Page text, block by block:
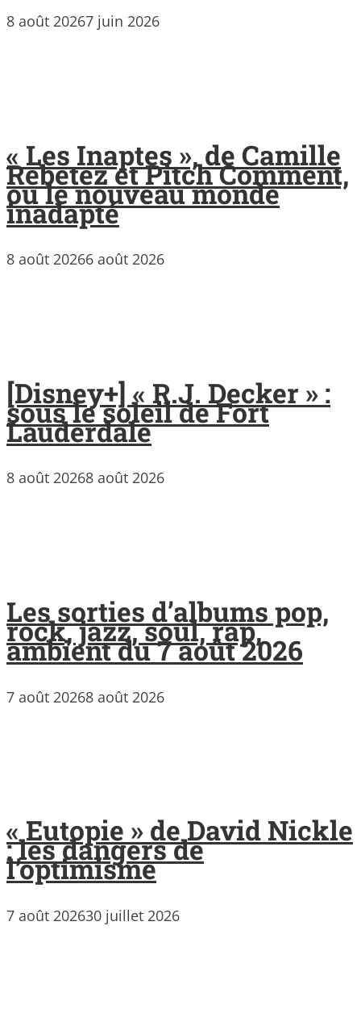
8 août 20267 juin 2026
« Les Inaptes », de Camille
Rebetez et Pitch Comment,
ou le nouveau monde
inadapté
8 août 20266 août 2026
[Disney+] « R.J. Decker » :
sous le soleil de Fort
Lauderdale
8 août 20268 août 2026
Les sorties d’albums pop,
rock, jazz, soul, rap,
ambient du 7 août 2026
7 août 20268 août 2026
« Eutopie » de David Nickle
: les dangers de
l’optimisme
7 août 202630 juillet 2026